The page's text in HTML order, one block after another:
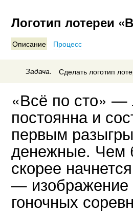
Логотип лотереи
Описание Процесс
Задача. Сделать логотип
«Всё по сто» —
постоянна и
первым
денежные. Чем
скорее
— изображение
гоночных